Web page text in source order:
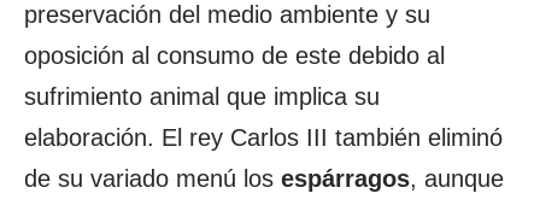
preservación del medio ambiente y su
oposición al consumo de este debido al
sufrimiento animal que implica su
elaboración. El rey Carlos III también eliminó
de su variado menú los espárragos, aunque